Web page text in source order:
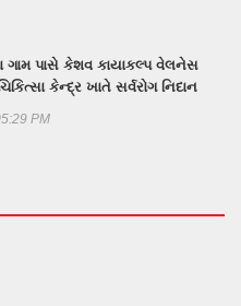
ગામ પાસે કેશવ કાયાકલ્પ વેલનેસ
કેન્દ્ર ખાતે સર્વરોગ નિદાન
PM